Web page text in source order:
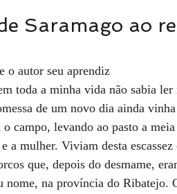
o autor seu aprendiz
toda a minha vida não sabia ler
de um novo dia ainda
campo, levando ao pasto a
a mulher. Viviam desta escassez
que, depois do desmame,
nome, na província do Ribatejo.